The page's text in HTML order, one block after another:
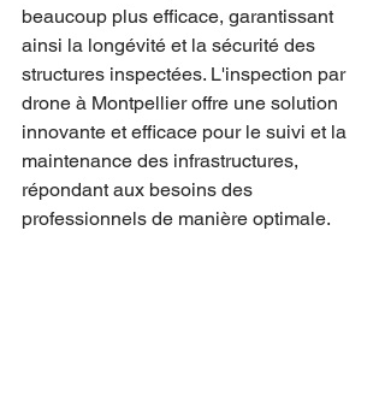
beaucoup plus efficace, garantissant
ainsi la longévité et la sécurité des
structures inspectées. L'inspection par
drone à Montpellier offre une solution
innovante et efficace pour le suivi et la
maintenance des infrastructures,
répondant aux besoins des
professionnels de manière optimale.